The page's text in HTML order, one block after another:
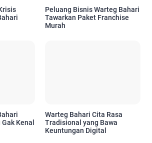
Peluang Bisnis Warteg Bahari
Tawarkan Paket Franchise
Murah
Kenal
Warteg Bahari Cita Rasa
Tradisional yang Bawa
Keuntungan Digital